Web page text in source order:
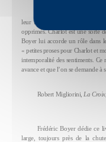
L’expérience fondatrice
leur foyer. C’est le signe
opprimés. Charlot est une sorte
Boyer lui accorde un rôle dans
« petites proses pour Charlot et
intemporalité des sentiments.
avance et que l’on se demande à
Robert Migliorini, La Croix
Frédéric Boyer dédie ce
large, toujours près de la